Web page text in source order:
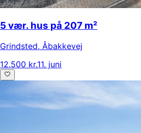
5 vær. hus på 207 m²
Grindsted, Åbakkevej
12.500 kr.11. juni